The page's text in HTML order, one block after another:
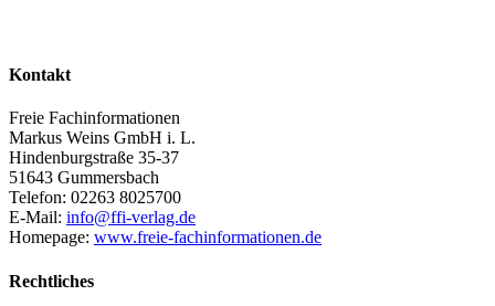
Kontakt
Freie Fachinformationen
Markus Weins GmbH i. L.
Hindenburgstraße 35-37
51643 Gummersbach
Telefon: 02263 8025700
E-Mail: info@ffi-verlag.de
Homepage: www.freie-fachinformationen.de
Rechtliches